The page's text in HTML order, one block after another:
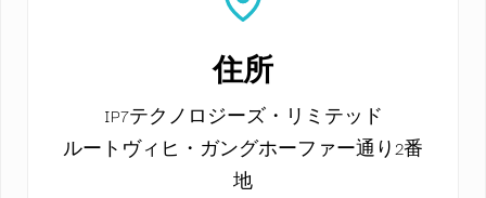
住所
IP7テクノロジーズ・リミテッド
ルートヴィヒ・ガングホーファー通り2番
地